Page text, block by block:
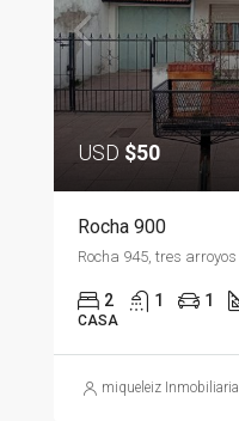
USD $50
Rocha 900
Rocha 945, tres arroyos
2 1 1
CASA
miqueleiz Inmobiliaria